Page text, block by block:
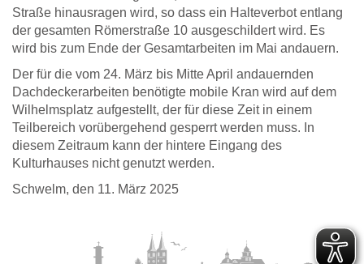
Straße hinausragen wird, so dass ein Halteverbot entlang
der gesamten Römerstraße 10 ausgeschildert wird. Es
wird bis zum Ende der Gesamtarbeiten im Mai andauern.
Der für die vom 24. März bis Mitte April andauernden
Dachdeckerarbeiten benötigte mobile Kran wird auf dem
Wilhelmsplatz aufgestellt, der für diese Zeit in einem
Teilbereich vorübergehend gesperrt werden muss. In
diesem Zeitraum kann der hintere Eingang des
Kulturhauses nicht genutzt werden.
Schwelm, den 11. März 2025